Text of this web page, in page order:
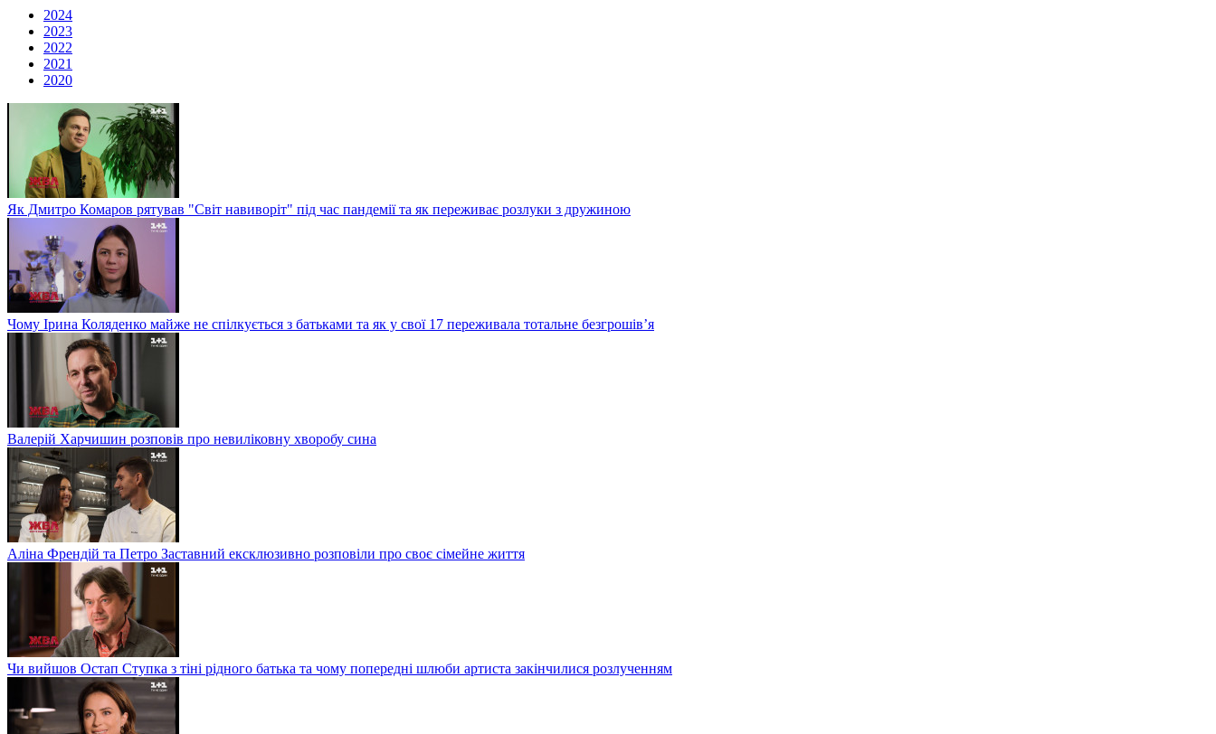
2024
2023
2022
2021
2020
Як Дмитро Комаров рятував "Світ навиворіт" під час пандемії та як переживає розлуки з дружиною
Чому Ірина Коляденко майже не спілкується з батьками та як у свої 17 переживала тотальне безгрошів’я
Валерій Харчишин розповів про невиліковну хворобу сина
Аліна Френдій та Петро Заставний ексклюзивно розповіли про своє сімейне життя
Чи вийшов Остап Ступка з тіні рідного батька та чому попередні шлюби артиста закінчилися розлученням